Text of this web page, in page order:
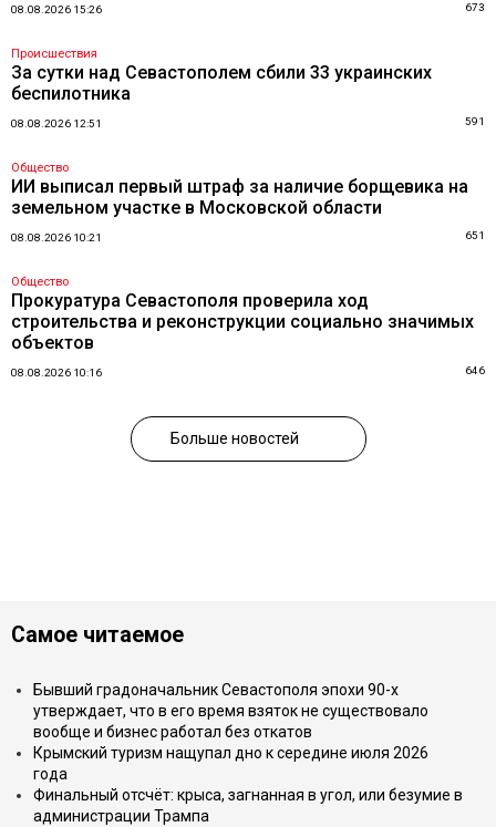
08.08.2026 15:26 673
Происшествия
За сутки над Севастополем сбили 33 украинских
беспилотника
08.08.2026 12:51 591
Общество
ИИ выписал первый штраф за наличие борщевика на
земельном участке в Московской области
08.08.2026 10:21 651
Общество
Прокуратура Севастополя проверила ход
строительства и реконструкции социально значимых
объектов
08.08.2026 10:16 646
Больше новостей
Самое читаемое
Бывший градоначальник Севастополя эпохи 90-х
утверждает, что в его время взяток не существовало
вообще и бизнес работал без откатов
Крымский туризм нащупал дно к середине июля 2026
года
Финальный отсчёт: крыса, загнанная в угол, или безумие в
администрации Трампа